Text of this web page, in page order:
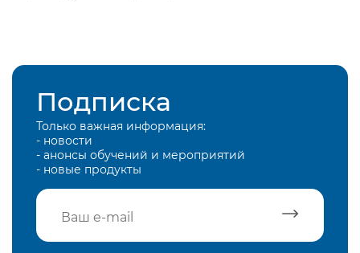
Подписка
Только важная информация:
- новости
- анонсы обучений и мероприятий
- новые продукты